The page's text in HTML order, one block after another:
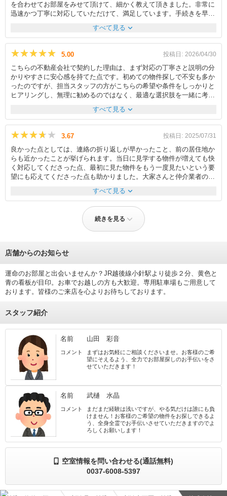
を合わせてお部屋をみせて頂けて、細かく教えて頂きました。非常に
迅速かつ丁寧に対応していただけて、満足しています。手続きを早急
に進めてくださり、本当に助かりました。また、スタッフの方々の細
やかな気配りにも深く感謝しています。契約の際、希望していた敷地
況でした。しかし、担当者の方が、管理会社へ、空きが出次第、敷地
内に優先的に案内してもらえるように伝えて下さったおかげで、つい
最近になって敷地内の駐車場が空き、無事に利用できることになりま
した。契約時の口約束で終わらせず、その後の生活のことまで親身に
なってサポートしてくださる誠実な姿勢に、とても感動いたしまし
た。契約をこちらの不動産会社にお願いして本当に良かったです。
すべて見る expand_more
★★★★★
★★★★★ 5.00 投稿日: 2026/04/30
こちらの不動産会社で契約した理由は、まず対応の丁寧さと説明の分
かりやすさに安心感を持てた点です。初めての物件探しで不安も多か
ったのですが、担当スタッフの方がこちらの希望や条件をしっかりと
ヒアリングし、無理に勧めるのではなく、最適な選択肢を一緒に考え
てくれました。また、内見時にはメリットだけでなくデメリットも正
直に伝えてくれたため、信頼できると感じました。契約手続きに関し
して進めることができました。全体を通して親身で誠実な対応が印象
的で、ここにお願いして良かったと感じています。 今回が初めての
個人契約ということもあり、手続きや必要書類などに不安がありまし
たが、その点についても一つひとつ丁寧に説明していただけました。
初歩的な質問にも嫌な顔をせず対応してくださり、不安を解消しなが
ら進められたことがとても心強かったです。安心して契約を完了する
すべて見る expand_more
★★★★★
★★★★★ 3.67 投稿日: 2025/07/31
良かった点としては、連絡の折り返しが早かったこと、前の居住地か
らも近かったことが挙げられます。当日に見学する物件が増えても快
く対応してくださった点、最初に見た物件をもう一度見たいという要
望にも応えてくださった点も助かりました。大家さんと仲介業者の関
係が良好であることも伝わってきましたし、大家さんの人柄なんか
も、訊ねたら教えてくださったので助かりました。家賃補助を申請す
いましたし、その際に必要な情報を得るために大家さんにもかけあっ
てくださったので、現在ではしっかり家賃補助ももらえています。オ
フィスの立地も、車でも電車でも行きやすいので、車を持っている
飲めるお水があるのも良かったです。帰りにしっかり担当者がお見送
りをしてくれるのも気持ち良かったです。メールだけでなくLINEでも
すべて見る expand_more
続きを見る
店舗からのお知らせ
運命のお部屋と出会いませんか？JR越後線小針駅より徒歩２分、黄色と
青の看板が目印。お車でお越しの方も大歓迎。専用駐車場もご用意して
おります。皆様のご来店を心よりお待ちしております。
スタッフ紹介
名前 山田 彩音
コメント
まずはお気軽にご相談くださいませ。お客様のご希
望にそえるよう、全力でお部屋探しのお手伝いをさ
せていただきます！
名前 武樋 水晶
コメント
まだまだ経験は浅いですが、やる気だけは誰にも負
けません！お客様のご希望の物件をお探しできるよ
う、全身全霊でお手伝いさせていただきますのでよ
ろしくお願いします！
空室情報を問い合わせる(通話無料)
0037-6008-5397